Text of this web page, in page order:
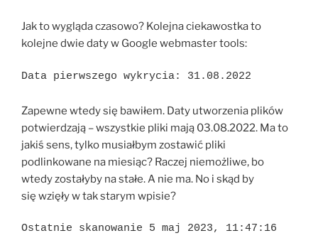
Jak to wygląda czasowo? Kolejna ciekawostka to
kolejne dwie daty w Google webmaster tools:
Data pierwszego wykrycia: 31.08.2022
Zapewne wtedy się bawiłem. Daty utworzenia plików
potwierdzają – wszystkie pliki mają 03.08.2022. Ma to
jakiś sens, tylko musiałbym zostawić pliki
podlinkowane na miesiąc? Raczej niemożliwe, bo
wtedy zostałyby na stałe. A nie ma. No i skąd by
się wzięły w tak starym wpisie?
Ostatnie skanowanie 5 maj 2023, 11:47:16